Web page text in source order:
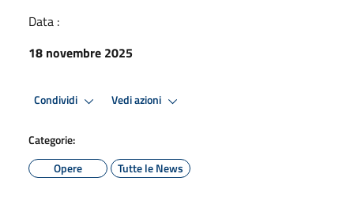
Data :
18 novembre 2025
Condividi Vedi azioni
Categorie:
Opere
Tutte le News